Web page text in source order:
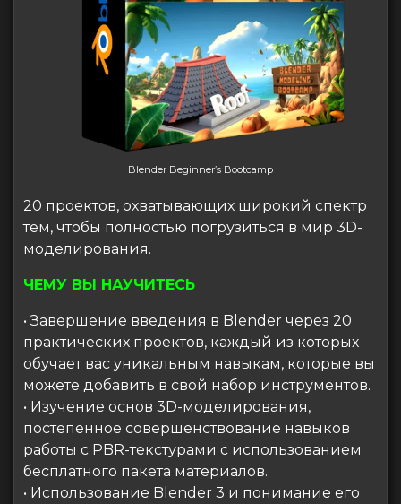
Blender Beginner’s Bootcamp
20 проектов, охватывающих широкий спектр
тем, чтобы полностью погрузиться в мир 3D-
моделирования.
ЧЕМУ ВЫ НАУЧИТЕСЬ
• Завершение введения в Blender через 20
практических проектов, каждый из которых
обучает вас уникальным навыкам, которые вы
можете добавить в свой набор инструментов.
• Изучение основ 3D-моделирования,
постепенное совершенствование навыков
работы с PBR-текстурами с использованием
бесплатного пакета материалов.
• Использование Blender 3 и понимание его